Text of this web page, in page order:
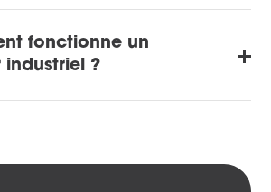
fonctionne un
industriel ?